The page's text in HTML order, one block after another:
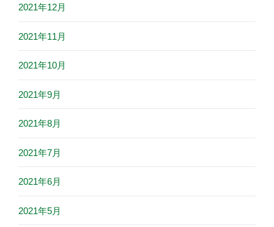
2021年12月
2021年11月
2021年10月
2021年9月
2021年8月
2021年7月
2021年6月
2021年5月